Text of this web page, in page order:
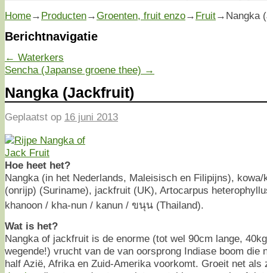
Home→ Producten→Groenten, fruit enzo→ Fruit→ Nangka
Berichtnavigatie
← Waterkers
Sencha (Japanse groene thee) →
Nangka (Jackfruit)
Geplaatst op 16 juni 2013
Hoe heet het?
Nangka (in het Nederlands, Maleisisch en Filipijns),
(onrijp) (Suriname), jackfruit (UK), Artocarpus
khanoon / kha-nun / kanun / ขนุน (Thailand).
Wat is het?
Nangka of jackfruit is de enorme (tot wel 90cm lange, 40kg
wegende!) vrucht van de van oorsprong Indiase boom die
half Azië, Afrika en Zuid-Amerika voorkomt. Groeit net als